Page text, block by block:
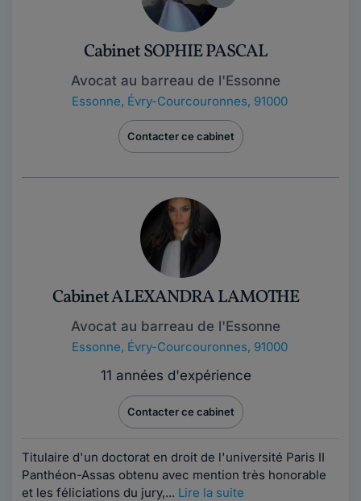
Cabinet SOPHIE PASCAL
Avocat au barreau de l'Essonne
Essonne, Évry-Courcouronnes, 91000
Contacter ce cabinet
Cabinet ALEXANDRA LAMOTHE
Avocat au barreau de l'Essonne
Essonne, Évry-Courcouronnes, 91000
11 années d'expérience
Contacter ce cabinet
Titulaire d'un doctorat en droit de l'université Paris II
Panthéon-Assas obtenu avec mention très honorable
et les féliciations du jury,... Lire la suite